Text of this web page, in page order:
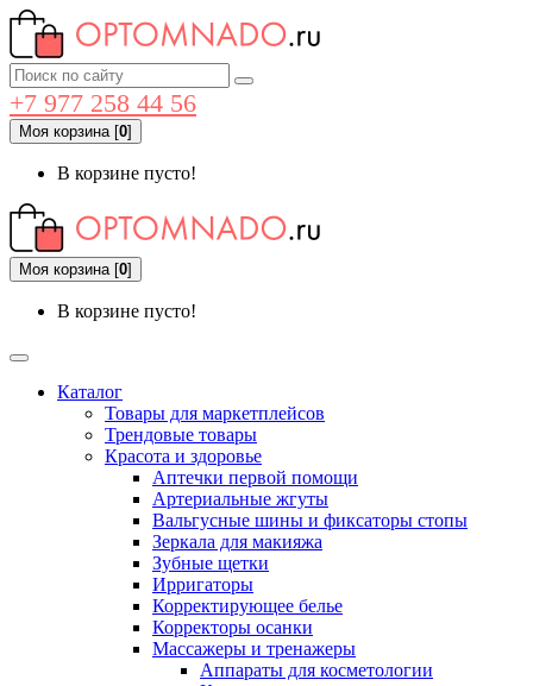
+7 977 258 44 56
Моя корзина[0]
В корзине пусто!
Моя корзина[0]
В корзине пусто!
Каталог
Товары для маркетплейсов
Трендовые товары
Красота и здоровье
Аптечки первой помощи
Артериальные жгуты
Вальгусные шины и фиксаторы стопы
Зеркала для макияжа
Зубные щетки
Ирригаторы
Корректирующее белье
Корректоры осанки
Массажеры и тренажеры
Аппараты для косметологии